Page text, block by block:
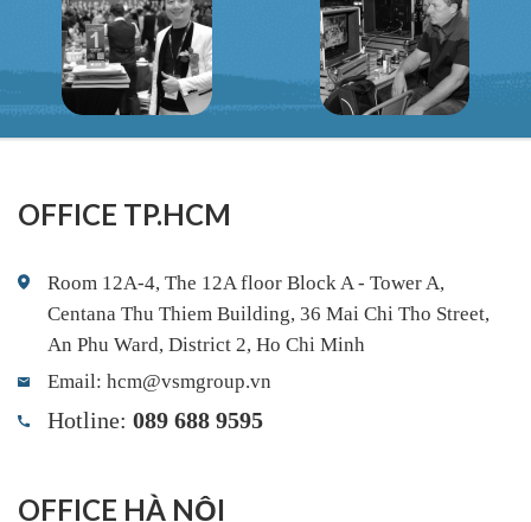
OFFICE TP.HCM
Room 12A-4, The 12A floor Block A - Tower A,
Centana Thu Thiem Building, 36 Mai Chi Tho Street,
An Phu Ward, District 2, Ho Chi Minh
Email: hcm@vsmgroup.vn
Hotline: 089 688 9595
OFFICE HÀ NỘI